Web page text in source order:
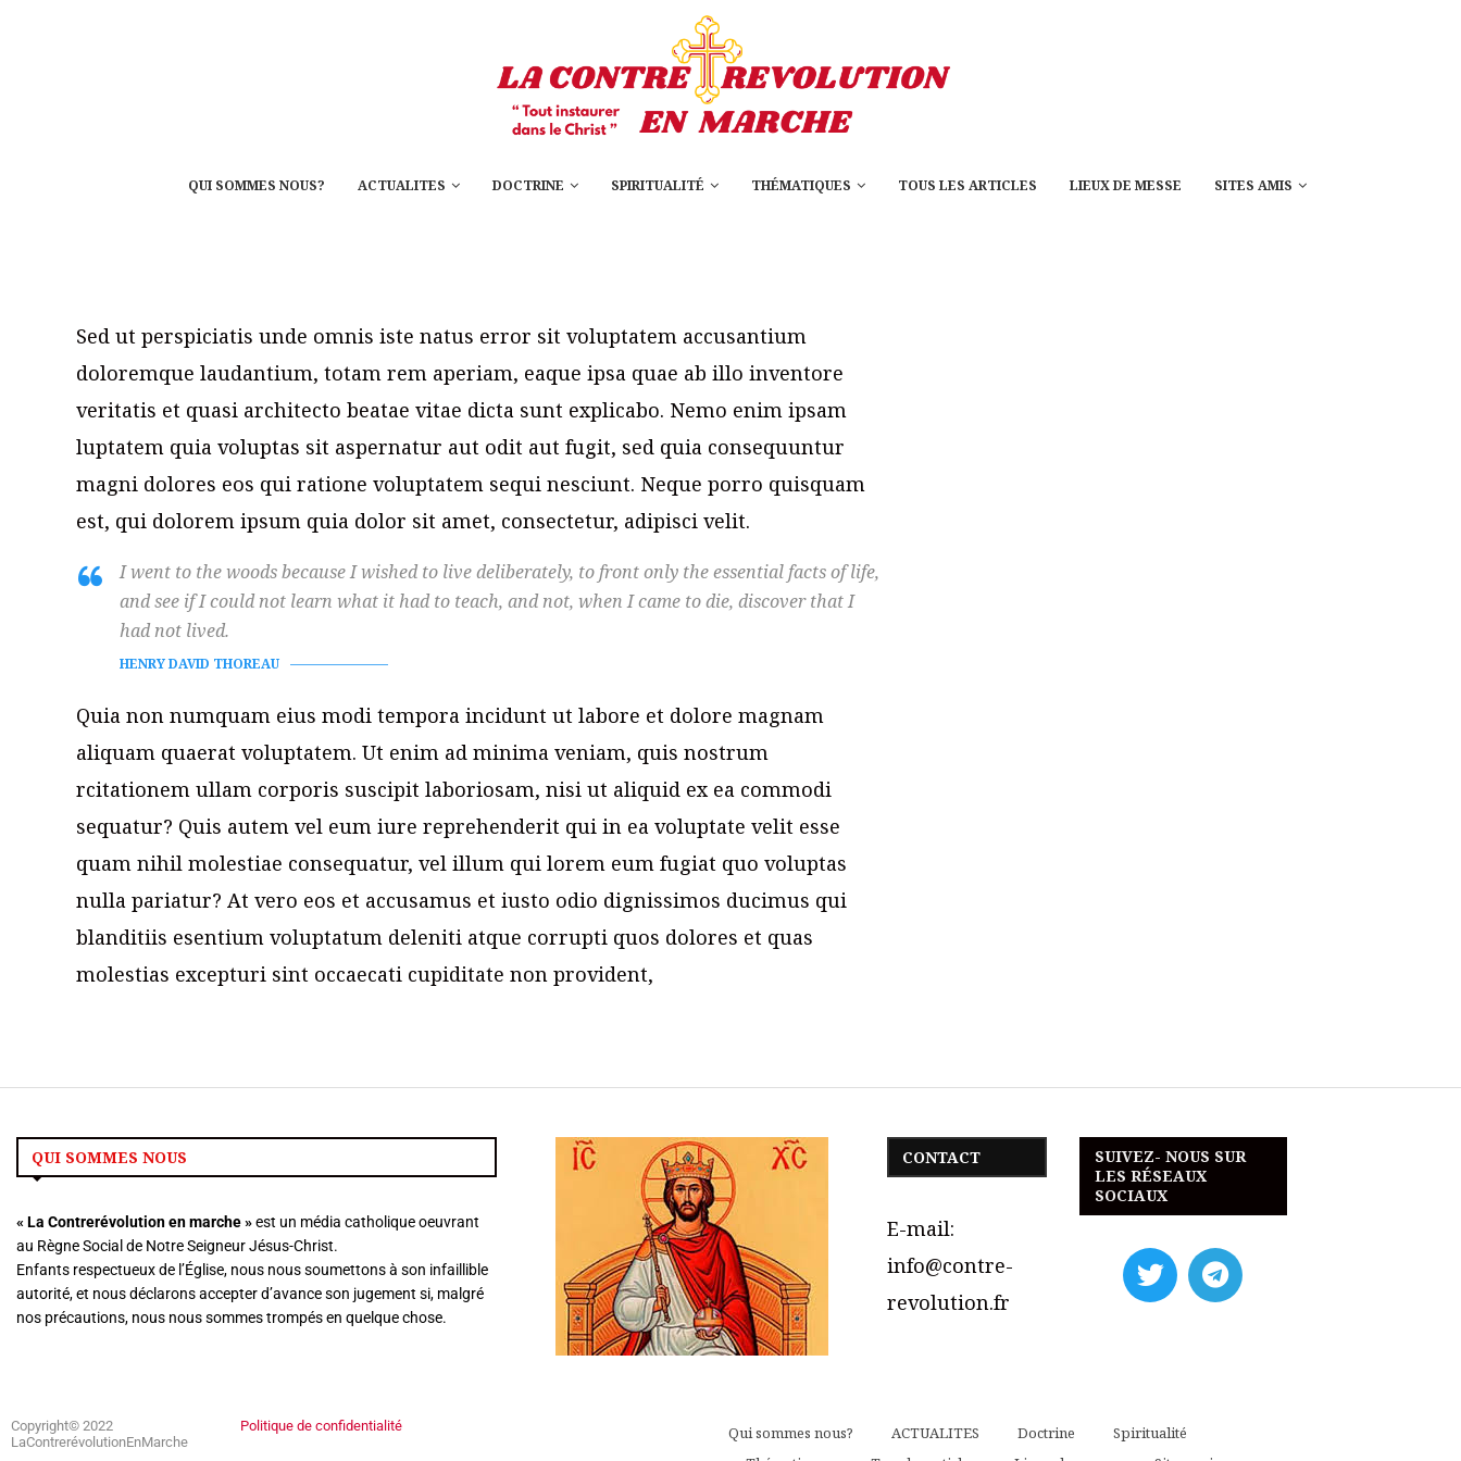
QUI SOMMES NOUS? ACTUALITES DOCTRINE SPIRITUALITÉ THÉMATIQUES TOUS LES ARTICLES LIEUX DE MESSE SITES AMIS
Sed ut perspiciatis unde omnis iste natus error sit voluptatem accusantium
doloremque laudantium, totam rem aperiam, eaque ipsa quae ab illo inventore
veritatis et quasi architecto beatae vitae dicta sunt explicabo. Nemo enim ipsam
luptatem quia voluptas sit aspernatur aut odit aut fugit, sed quia consequuntur
magni dolores eos qui ratione voluptatem sequi nesciunt. Neque porro quisquam
est, qui dolorem ipsum quia dolor sit amet, consectetur, adipisci velit.
I went to the woods because I wished to live deliberately, to front only the essential facts of life,
and see if I could not learn what it had to teach, and not, when I came to die, discover that I
had not lived.
HENRY DAVID THOREAU
Quia non numquam eius modi tempora incidunt ut labore et dolore magnam
aliquam quaerat voluptatem. Ut enim ad minima veniam, quis nostrum
rcitationem ullam corporis suscipit laboriosam, nisi ut aliquid ex ea commodi
sequatur? Quis autem vel eum iure reprehenderit qui in ea voluptate velit esse
quam nihil molestiae consequatur, vel illum qui lorem eum fugiat quo voluptas
nulla pariatur? At vero eos et accusamus et iusto odio dignissimos ducimus qui
blanditiis esentium voluptatum deleniti atque corrupti quos dolores et quas
molestias excepturi sint occaecati cupiditate non provident,
QUI SOMMES NOUS
« La Contrerévolution en marche »est un média catholique oeuvrant
au Règne Social de Notre Seigneur Jésus-Christ.
Enfants respectueux de l’Église, nous nous soumettons à son infaillible
autorité, et nous déclarons accepter d’avance son jugement si, malgré
nos précautions, nous nous sommes trompés en quelque chose.
CONTACT
E-mail:
info@contre-
revolution.fr
SUIVEZ- NOUS SUR
LES RÉSEAUX
SOCIAUX
Copyright© 2022
LaContrerévolutionEnMarche
Politique de confidentialité Qui sommes nous? ACTUALITES Doctrine
Spiritualité